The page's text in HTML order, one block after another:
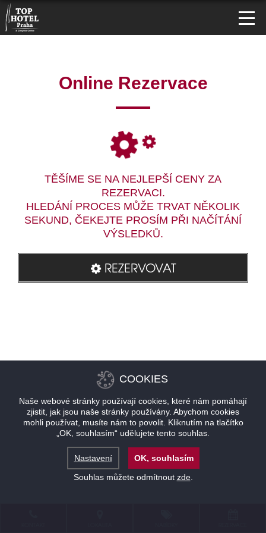
Online Rezervace
TĚŠÍME SE NA NEJLEPŠÍ CENY ZA
REZERVACI.
HLEDÁNÍ PROCES MŮŽE TRVAT NĚKOLIK
SEKUND, ČEKEJTE PROSÍM PŘI NAČÍTÁNÍ
VÝSLEDKŮ.
REZERVOVAT
COOKIES
Naše webové stránky používají cookies, které nám pomáhají
zjistit, jak jsou naše stránky používány. Abychom cookies
mohli používat, musíte nám to povolit. Kliknutím na tlačítko
„OK, souhlasím“ udělujete tento souhlas.
Nastavení
OK, souhlasím
Souhlas můžete odmítnout zde.